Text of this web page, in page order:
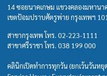
14 ซอยนาคเกษม แขวงคลองมหานา
เขตป้อมปราบศัตรูพ่าย กรุงเทพฯ
สาขากรุงเทพ โทร. 02-223-1111
สาขาศรีราชา โทร. 038 199 000
คลินิกเปิดทำการทุกวัน (ยกเว้นวันห